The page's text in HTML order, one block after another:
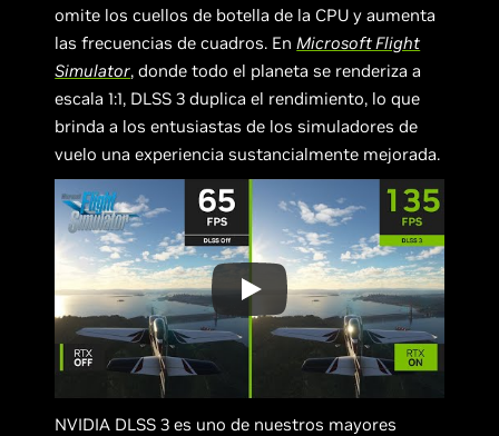
omite los cuellos de botella de la CPU y aumenta
las frecuencias de cuadros. EnMicrosoft Flight
Simulator, donde todo el planeta se renderiza a
escala 1:1, DLSS 3 duplica el rendimiento, lo que
brinda a los entusiastas de los simuladores de
vuelo una experiencia sustancialmente mejorada.
NVIDIA DLSS 3 es uno de nuestros mayores